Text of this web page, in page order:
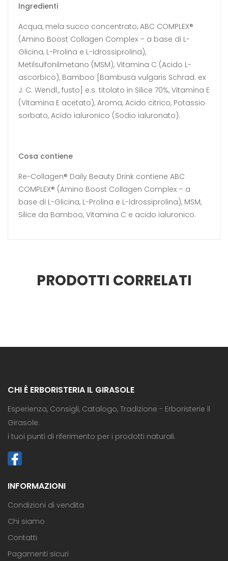
Ingredienti
Acqua, mela succo concentrato, ABC COMPLEX®
(Amino Boost Collagen Complex – a base di L-
Glicina, L-Prolina e L-Idrossiprolina),
Metilsulfonilmetano (MSM), Vitamina C (Acido L-
ascorbico), Bamboo [Bambusa vulgaris Schrad. ex
J. C. Wendl., fusto] e.s. titolato in Silice 70%, Vitamina E
(Vitamina E acetato), Aroma, Acido citrico, Potassio
sorbato, Acido ialuronico (Sodio ialuronato).
Cosa contiene
Re-Collagen® Daily Beauty Drink contiene ABC
COMPLEX® (Amino Boost Collagen Complex – a
base di L-Glicina, L-Prolina e L-Idrossiprolina), MSM,
Silice da Bamboo, Vitamina C e acido ialuronico.
PRODOTTI CORRELATI
CHI È ERBORISTERIA IL GIRASOLE
Esperienza, Consigli, Catalogo, Tradizione - Erboristerie Il
Girasole:
i tuoi punti di riferimento per i prodotti naturali.
INFORMAZIONI
Condizioni di vendita
Chi siamo
Contatti
Pagamenti sicuri